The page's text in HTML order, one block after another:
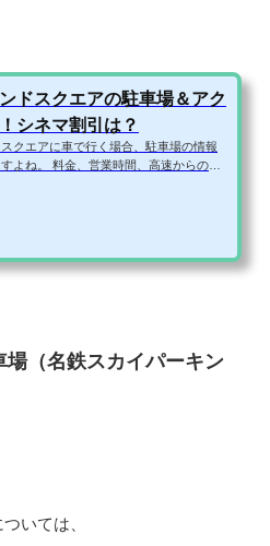
ドスクエアの駐車場＆アク
シネマ割引は？
スクエアに車で行く場合、駐車場の情報
よね。 料金、営業時間、高速からのア
所450-0002名古屋市中村区名駅4丁目7-1
ッドランド・スクエアのサイトより引
（名鉄スカイパーキン
いては、